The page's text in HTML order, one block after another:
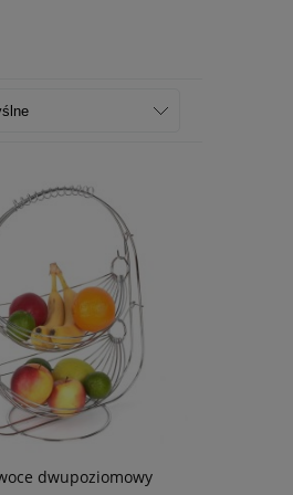
dwupoziomowy